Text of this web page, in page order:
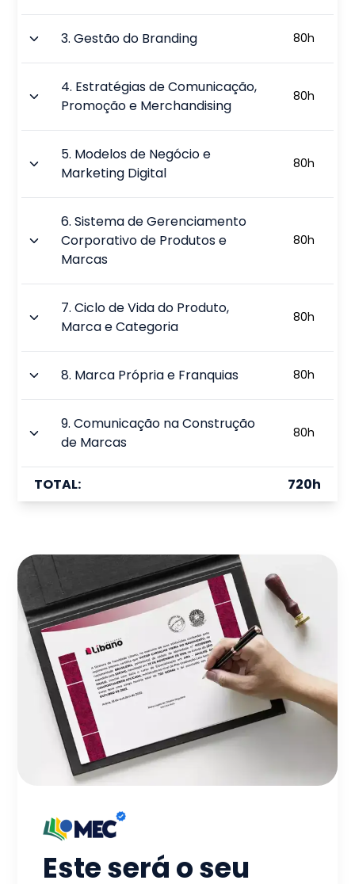
3.Gestão do Branding 80h
4. Estratégias de Comunicação,
Promoção e Merchandising
80h
5. Modelos de Negócio e
Marketing Digital
80h
6.Sistema de Gerenciamento
Corporativo de Produtos e
Marcas
80h
7.Ciclo de Vida do Produto,
Marca e Categoria
80h
8. Marca Própria e Franquias 80h
9.Comunicação na Construção
de Marcas
80h
TOTAL: 720h
Este será o seu